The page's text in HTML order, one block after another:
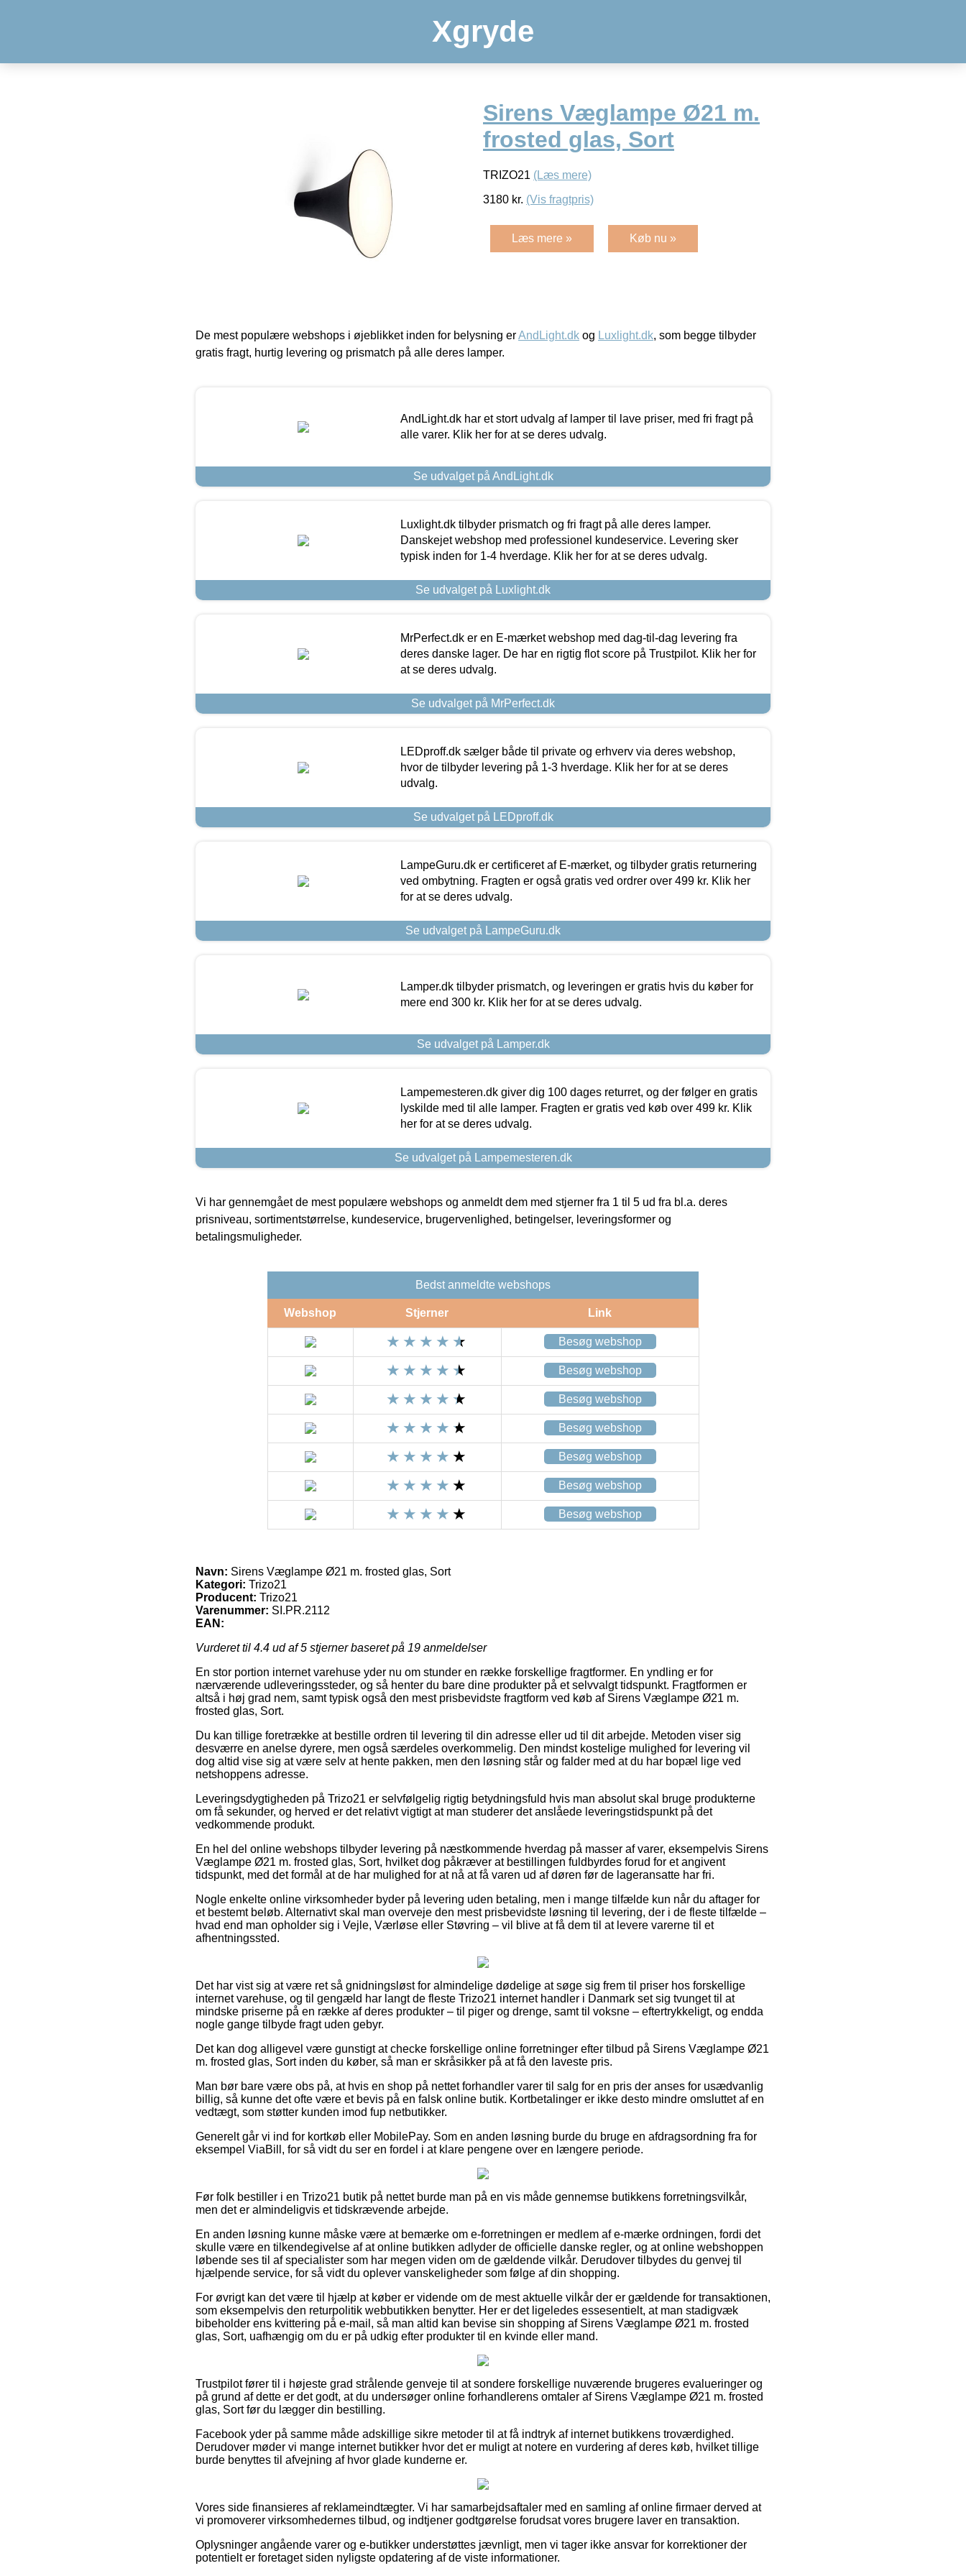
Xgryde
Sirens Væglampe Ø21 m.
frosted glas, Sort
TRIZO21 (Læs mere)
3180 kr. (Vis fragtpris)
Læs mere » Køb nu »
De mest populære webshops i øjeblikket inden for belysning erAndLight.dk og Luxlight.dk, som begge tilbyder
gratis fragt, hurtig levering og prismatch på alle deres lamper.
AndLight.dk har et stort udvalg af lamper til lave priser, med fri fragt på
alle varer. Klik her for at se deres udvalg.
Se udvalget på AndLight.dk
Luxlight.dk tilbyder prismatch og fri fragt på alle deres lamper.
Danskejet webshop med professionel kundeservice. Levering sker
typisk inden for 1-4 hverdage. Klik her for at se deres udvalg.
Se udvalget på Luxlight.dk
MrPerfect.dk er en E-mærket webshop med dag-til-dag levering fra
deres danske lager. De har en rigtig flot score på Trustpilot. Klik her for
at se deres udvalg.
Se udvalget på MrPerfect.dk
LEDproff.dk sælger både til private og erhverv via deres webshop,
hvor de tilbyder levering på 1-3 hverdage. Klik her for at se deres
udvalg.
Se udvalget på LEDproff.dk
LampeGuru.dk er certificeret af E-mærket, og tilbyder gratis returnering
ved ombytning. Fragten er også gratis ved ordrer over 499 kr. Klik her
for at se deres udvalg.
Se udvalget på LampeGuru.dk
Lamper.dk tilbyder prismatch, og leveringen er gratis hvis du køber for
mere end 300 kr. Klik her for at se deres udvalg.
Se udvalget på Lamper.dk
Lampemesteren.dk giver dig 100 dages returret, og der følger en gratis
lyskilde med til alle lamper. Fragten er gratis ved køb over 499 kr. Klik
her for at se deres udvalg.
Se udvalget på Lampemesteren.dk
Vi har gennemgået de mest populære webshops og anmeldt dem med stjerner fra 1 til 5 ud fra bl.a. deres
prisniveau, sortimentstørrelse, kundeservice, brugervenlighed, betingelser, leveringsformer og
betalingsmuligheder.
Bedst anmeldte webshops
Webshop Stjerner Link
Besøg webshop
Besøg webshop
Besøg webshop
Besøg webshop
Besøg webshop
Besøg webshop
Besøg webshop
Navn: Sirens Væglampe Ø21 m. frosted glas, Sort
Kategori: Trizo21
Producent: Trizo21
Varenummer: SI.PR.2112
EAN:
Vurderet til 4.4 ud af 5 stjerner baseret på 19 anmeldelser
En stor portion internet varehuse yder nu om stunder en række forskellige fragtformer. En yndling er for
nærværende udleveringssteder, og så henter du bare dine produkter på et selvvalgt tidspunkt. Fragtformen er
altså i høj grad nem, samt typisk også den mest prisbevidste fragtform ved køb af Sirens Væglampe Ø21 m.
frosted glas, Sort.
Du kan tillige foretrække at bestille ordren til levering til din adresse eller ud til dit arbejde. Metoden viser sig
desværre en anelse dyrere, men også særdeles overkommelig. Den mindst kostelige mulighed for levering vil
dog altid vise sig at være selv at hente pakken, men den løsning står og falder med at du har bopæl lige ved
netshoppens adresse.
Leveringsdygtigheden på Trizo21 er selvfølgelig rigtig betydningsfuld hvis man absolut skal bruge produkterne
om få sekunder, og herved er det relativt vigtigt at man studerer det anslåede leveringstidspunkt på det
vedkommende produkt.
En hel del online webshops tilbyder levering på næstkommende hverdag på masser af varer, eksempelvis Sirens
Væglampe Ø21 m. frosted glas, Sort, hvilket dog påkræver at bestillingen fuldbyrdes forud for et angivent
tidspunkt, med det formål at de har mulighed for at nå at få varen ud af døren før de lageransatte har fri.
Nogle enkelte online virksomheder byder på levering uden betaling, men i mange tilfælde kun når du aftager for
et bestemt beløb. Alternativt skal man overveje den mest prisbevidste løsning til levering, der i de fleste tilfælde –
hvad end man opholder sig i Vejle, Værløse eller Støvring – vil blive at få dem til at levere varerne til et
afhentningssted.
Det har vist sig at være ret så gnidningsløst for almindelige dødelige at søge sig frem til priser hos forskellige
internet varehuse, og til gengæld har langt de fleste Trizo21 internet handler i Danmark set sig tvunget til at
mindske priserne på en række af deres produkter – til piger og drenge, samt til voksne – eftertrykkeligt, og endda
nogle gange tilbyde fragt uden gebyr.
Det kan dog alligevel være gunstigt at checke forskellige online forretninger efter tilbud på Sirens Væglampe Ø21
m. frosted glas, Sort inden du køber, så man er skråsikker på at få den laveste pris.
Man bør bare være obs på, at hvis en shop på nettet forhandler varer til salg for en pris der anses for usædvanlig
billig, så kunne det ofte være et bevis på en falsk online butik. Kortbetalinger er ikke desto mindre omsluttet af en
vedtægt, som støtter kunden imod fup netbutikker.
Generelt går vi ind for kortkøb eller MobilePay. Som en anden løsning burde du bruge en afdragsordning fra for
eksempel ViaBill, for så vidt du ser en fordel i at klare pengene over en længere periode.
Før folk bestiller i en Trizo21 butik på nettet burde man på en vis måde gennemse butikkens forretningsvilkår,
men det er almindeligvis et tidskrævende arbejde.
En anden løsning kunne måske være at bemærke om e-forretningen er medlem af e-mærke ordningen, fordi det
skulle være en tilkendegivelse af at online butikken adlyder de officielle danske regler, og at online webshoppen
løbende ses til af specialister som har megen viden om de gældende vilkår. Derudover tilbydes du genvej til
hjælpende service, for så vidt du oplever vanskeligheder som følge af din shopping.
For øvrigt kan det være til hjælp at køber er vidende om de mest aktuelle vilkår der er gældende for transaktionen,
som eksempelvis den returpolitik webbutikken benytter. Her er det ligeledes essesentielt, at man stadigvæk
bibeholder ens kvittering på e-mail, så man altid kan bevise sin shopping af Sirens Væglampe Ø21 m. frosted
glas, Sort, uafhængig om du er på udkig efter produkter til en kvinde eller mand.
Trustpilot fører til i højeste grad strålende genveje til at sondere forskellige nuværende brugeres evalueringer og
på grund af dette er det godt, at du undersøger online forhandlerens omtaler af Sirens Væglampe Ø21 m. frosted
glas, Sort før du lægger din bestilling.
Facebook yder på samme måde adskillige sikre metoder til at få indtryk af internet butikkens troværdighed.
Derudover møder vi mange internet butikker hvor det er muligt at notere en vurdering af deres køb, hvilket tillige
burde benyttes til afvejning af hvor glade kunderne er.
Vores side finansieres af reklameindtægter. Vi har samarbejdsaftaler med en samling af online firmaer derved at
vi promoverer virksomhedernes tilbud, og indtjener godtgørelse forudsat vores brugere laver en transaktion.
Oplysninger angående varer og e-butikker understøttes jævnligt, men vi tager ikke ansvar for korrektioner der
potentielt er foretaget siden nyligste opdatering af de viste informationer.